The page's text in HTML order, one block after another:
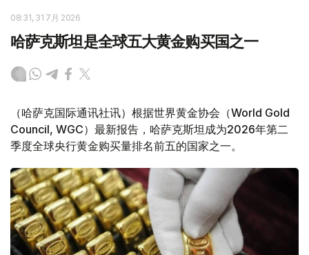
08:31, 31 7月 2026
哈萨克斯坦是全球五大黄金购买国之一
（哈萨克国际通讯社讯）根据世界黄金协会（World Gold
Council, WGC）最新报告，哈萨克斯坦成为2026年第二
季度全球央行黄金购买量排名前五的国家之一。